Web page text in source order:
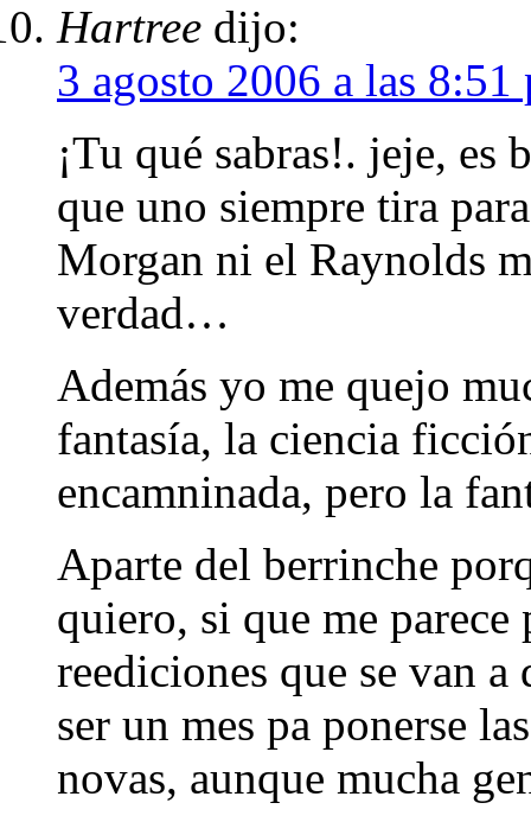
Hartree dijo:
3 agosto 2006 a las 8:51
¡Tu qué sabras!. jeje, es
que uno siempre tira
Morgan ni el Raynolds
verdad…
Además yo me quejo
fantasía, la ciencia
encamninada, pero la
Aparte del berrinche
quiero, si que me
reediciones que se van
ser un mes pa ponerse
novas, aunque mucha